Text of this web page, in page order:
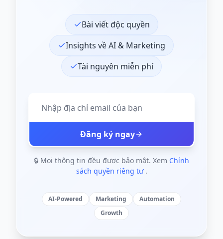
Bài viết độc quyền
Insights về AI & Marketing
Tài nguyên miễn phí
Đăng ký ngay
🔒 Mọi thông tin đều được bảo mật. Xem Chính
sách quyền riêng tư .
AI-Powered Marketing
Automation
Growth